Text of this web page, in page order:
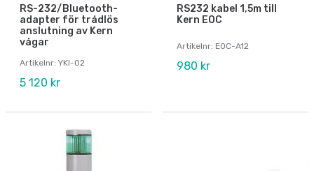
RS-232/Bluetooth-
adapter för trådlös
anslutning av Kern
vågar
Artikelnr: YKI-02
5 120 kr
RS232 kabel 1,5m till
Kern EOC
Artikelnr: EOC-A12
980 kr